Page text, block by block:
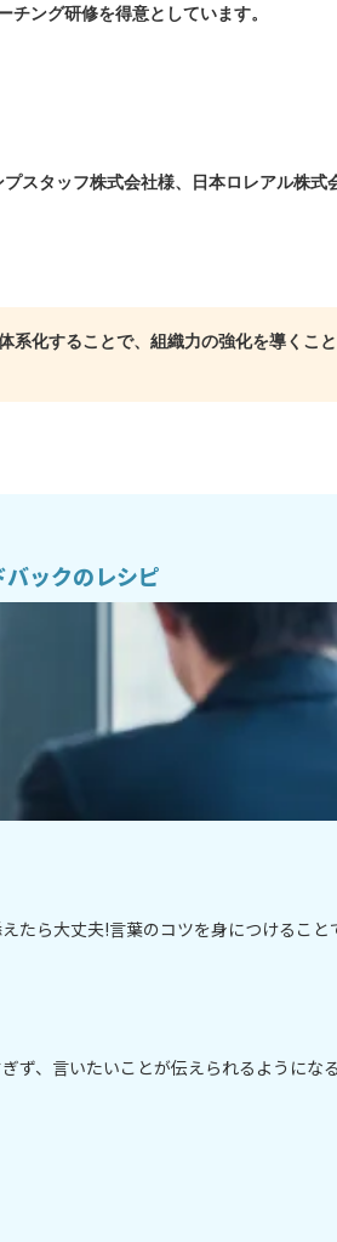
ング研修を得意としています。
スタッフ株式会社様、日本ロレアル株式
化することで、組織力の強化を導くこ
バックのレシピ
たら大丈夫!言葉のコツを身につけるこ
ず、言いたいことが伝えられるようにな